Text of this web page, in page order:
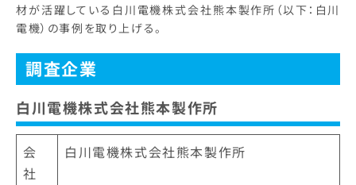
材が活躍している白川電機株式会社熊本製作所（以下：白川
電機）の事例を取り上げる。
調査企業
白川電機株式会社熊本製作所
会
社
白川電機株式会社熊本製作所